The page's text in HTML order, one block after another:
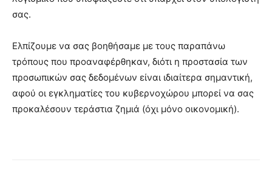
σας.
Ελπίζουμε να σας βοηθήσαμε με τους παραπάνω
τρόπους που προαναφέρθηκαν, διότι η προστασία των
προσωπικών σας δεδομένων είναι ιδιαίτερα σημαντική,
αφού οι εγκληματίες του κυβερνοχώρου μπορεί να σας
προκαλέσουν τεράστια ζημιά (όχι μόνο οικονομική).